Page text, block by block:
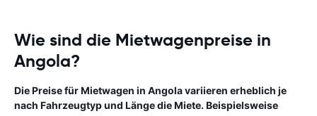
Wie sind die Mietwagenpreise in
Angola?
Die Preise für Mietwagen in Angola variieren erheblich je
nach Fahrzeugtyp und Länge die Miete. Beispielsweise